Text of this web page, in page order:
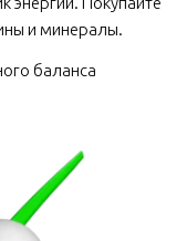
и минералы.
баланса